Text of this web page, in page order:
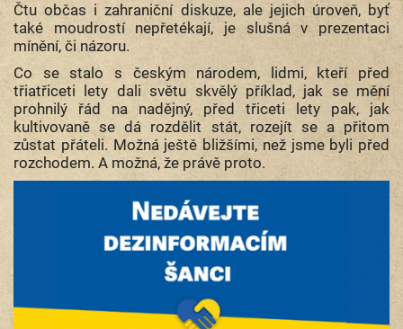
Čtu občas i zahraniční diskuze, ale jejich úroveň, byť
také moudrostí nepřetékají, je slušná v prezentaci
mínění, či názoru.
Co se stalo s českým národem, lidmi, kteří před
třiatřiceti lety dali světu skvělý příklad, jak se mění
prohnilý řád na nadějný, před třiceti lety pak, jak
kultivovaně se dá rozdělit stát, rozejít se a přitom
zůstat přáteli. Možná ještě bližšími, než jsme byli před
rozchodem. A možná, že právě proto.